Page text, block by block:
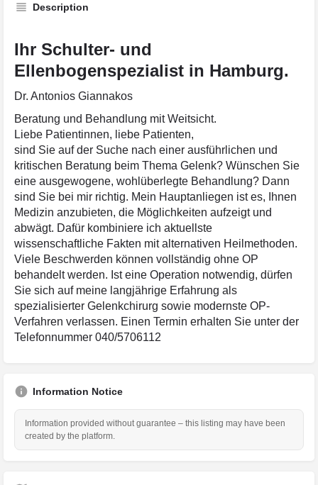
Description
Ihr Schulter- und
Ellenbogenspezialist in Hamburg.
Dr. Antonios Giannakos
Beratung und Behandlung mit Weitsicht.
Liebe Patientinnen, liebe Patienten,
sind Sie auf der Suche nach einer ausführlichen und
kritischen Beratung beim Thema Gelenk? Wünschen Sie
eine ausgewogene, wohlüberlegte Behandlung? Dann
sind Sie bei mir richtig. Mein Hauptanliegen ist es, Ihnen
Medizin anzubieten, die Möglichkeiten aufzeigt und
abwägt. Dafür kombiniere ich aktuellste
wissenschaftliche Fakten mit alternativen Heilmethoden.
Viele Beschwerden können vollständig ohne OP
behandelt werden. Ist eine Operation notwendig, dürfen
Sie sich auf meine langjährige Erfahrung als
spezialisierter Gelenkchirurg sowie modernste OP-
Verfahren verlassen. Einen Termin erhalten Sie unter der
Telefonnummer 040/5706112
Information Notice
Information provided without guarantee – this listing may have been
created by the platform.